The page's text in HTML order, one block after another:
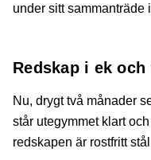
under sitt sammanträde
Redskap i ek
Nu, drygt två månader
står utegymmet klart
redskapen är rostfritt